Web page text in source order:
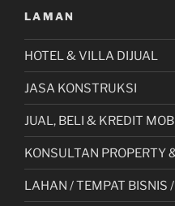
LAMAN
HOTEL & VILLA DIJUAL
JASA KONSTRUKSI
JUAL, BELI & KREDIT
KONSULTAN PROPERTY
LAHAN / TEMPAT BISNIS